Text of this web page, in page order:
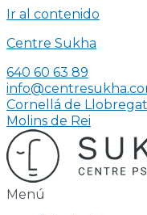
Ir al contenido
Centre Sukha
640 60 63 89
Cornellá de Llobregat
Molins de Rei
Menú